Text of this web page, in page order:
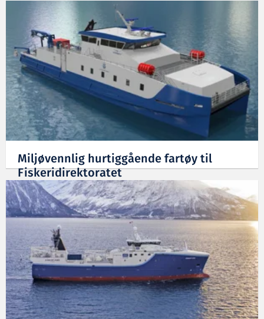
Miljøvennlig hurtiggående fartøy til
Fiskeridirektoratet
27.01.2021